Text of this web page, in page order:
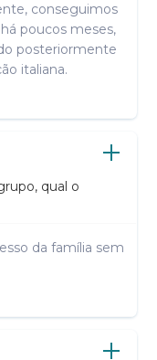
conseguimos
poucos meses,
posteriormente
italiana.
qual o
da família sem